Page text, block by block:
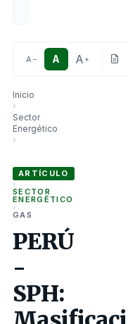
A − A A +
Inicio
›
Sector
Energético
›
ARTÍCULO
›
SECTOR
ENERGÉTICO
›
GAS
PERÚ
-
SPH: